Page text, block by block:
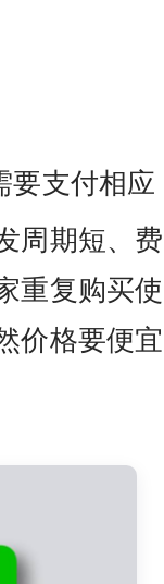
要支付相应
周期短、费
重复购买使
价格要便宜